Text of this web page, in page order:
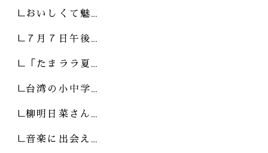
おいしくて魅…
７月７日午後…
「たまララ夏…
台湾の小中学…
柳明日菜さん…
音楽に出会え…